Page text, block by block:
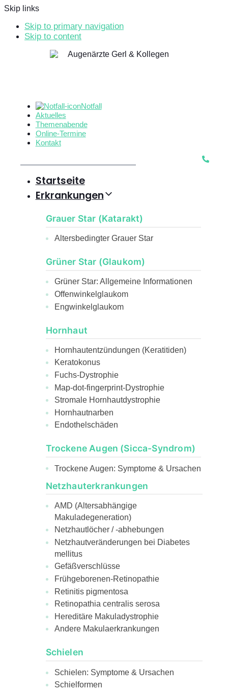
Skip links
Skip to primary navigation
Skip to content
Notfall
Aktuelles
Themenabende
Online-Termine
Kontakt
Startseite
Erkrankungen
Grauer Star (Katarakt)
Altersbedingter Grauer Star
Grüner Star (Glaukom)
Grüner Star: Allgemeine Informationen
Offenwinkelglaukom
Engwinkelglaukom
Hornhaut
Hornhautentzündungen (Keratitiden)
Keratokonus
Fuchs-Dystrophie
Map-dot-fingerprint-Dystrophie
Stromale Hornhautdystrophie
Hornhautnarben
Endothelschäden
Trockene Augen (Sicca-Syndrom)
Trockene Augen: Symptome & Ursachen
Netzhauterkrankungen
AMD (Altersabhängige
Makuladegeneration)
Netzhautlöcher / -abhebungen
Netzhautveränderungen bei Diabetes
mellitus
Gefäßverschlüsse
Frühgeborenen-Retinopathie
Retinitis pigmentosa
Retinopathia centralis serosa
Hereditäre Makuladystrophie
Andere Makulaerkrankungen
Schielen
Schielen: Symptome & Ursachen
Schielformen